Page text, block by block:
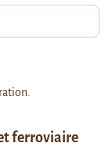
ferroviaire